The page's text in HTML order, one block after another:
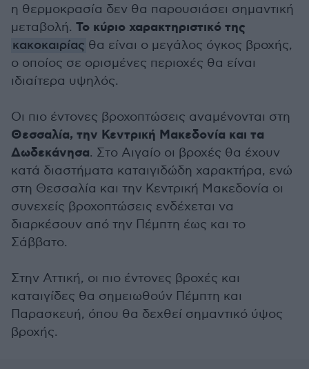
η θερμοκρασία δεν θα παρουσιάσει σημαντική
μεταβολή. Το κύριο χαρακτηριστικό της
κακοκαιρίας θα είναι ο μεγάλος όγκος βροχής,
ο οποίος σε ορισμένες περιοχές θα είναι
ιδιαίτερα υψηλός.
Οι πιο έντονες βροχοπτώσεις αναμένονται στη
Θεσσαλία, την Κεντρική Μακεδονία και τα
Δωδεκάνησα. Στο Αιγαίο οι βροχές θα έχουν
κατά διαστήματα καταιγιδώδη χαρακτήρα, ενώ
στη Θεσσαλία και την Κεντρική Μακεδονία οι
συνεχείς βροχοπτώσεις ενδέχεται να
διαρκέσουν από την Πέμπτη έως και το
Σάββατο.
Στην Αττική, οι πιο έντονες βροχές και
καταιγίδες θα σημειωθούν Πέμπτη και
Παρασκευή, όπου θα δεχθεί σημαντικό ύψος
βροχής.